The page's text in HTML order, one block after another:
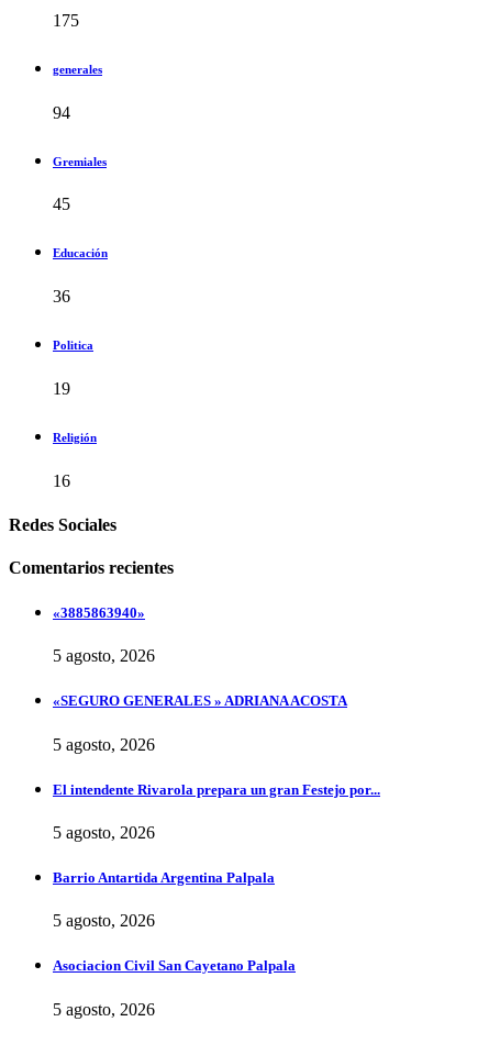
175
generales
94
Gremiales
45
Educación
36
Politica
19
Religión
16
Redes Sociales
Comentarios recientes
«3885863940»
5 agosto, 2026
«SEGURO GENERALES » ADRIANA ACOSTA
5 agosto, 2026
El intendente Rivarola prepara un gran Festejo por...
5 agosto, 2026
Barrio Antartida Argentina Palpala
5 agosto, 2026
Asociacion Civil San Cayetano Palpala
5 agosto, 2026